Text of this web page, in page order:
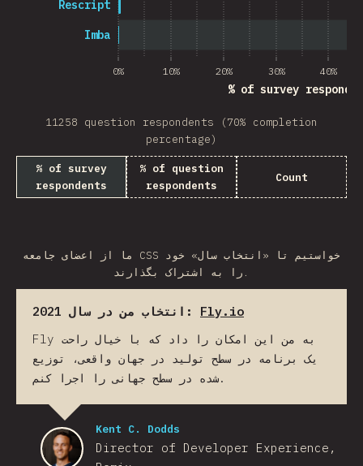
0% 10% 20% 30% 40%
% of survey
Imba
Rescript
11258 question respondents (70% completion
percentage)
% of survey
respondents
% of question
respondents
Count
ما از اعضای جامعه CSS خواستیم تا «انتخاب سال» خود
را به اشتراک بگذارند.
انتخاب من در سال 2021: Fly.io
Fly به من این امکان را داد که با خیال راحت
یک برنامه در سطح تولید در جهان واقعی، توزیع
شده در سطح جهانی را اجرا کنم.
Kent C. Dodds
Director of Developer Experience,